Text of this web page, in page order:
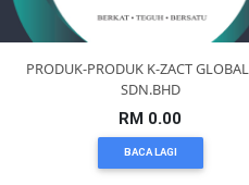
PRODUK-PRODUK K-ZACT
SDN.BHD
RM 0.00